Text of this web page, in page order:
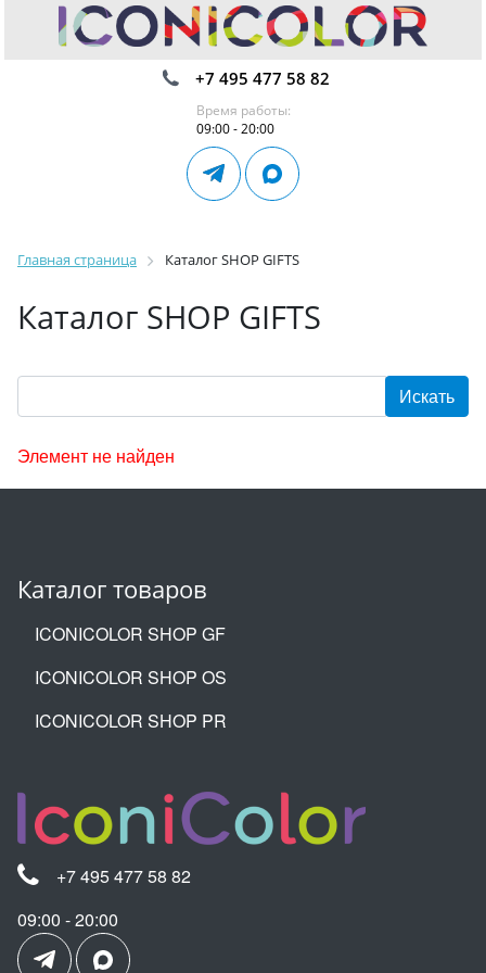
+7 495 477 58 82
Время работы:
09:00 - 20:00
Главная страница Каталог SHOP GIFTS
Каталог SHOP GIFTS
Элемент не найден
Каталог товаров
ICONICOLOR SHOP GF
ICONICOLOR SHOP OS
ICONICOLOR SHOP PR
+7 495 477 58 82
09:00 - 20:00